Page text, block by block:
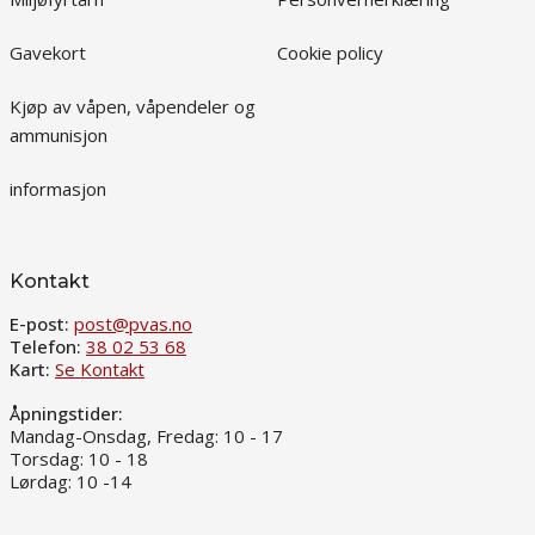
Gavekort
Kjøp av våpen, våpendeler og
ammunisjon
informasjon
Cookie policy
Kontakt
E-post: post@pvas.no
Telefon: 38 02 53 68
Kart: Se Kontakt
Åpningstider:
Mandag-Onsdag, Fredag: 10 - 17
Torsdag: 10 - 18
Lørdag: 10 -14